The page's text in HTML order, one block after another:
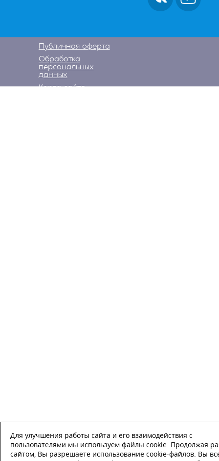
Публичная оферта
Обработка
персональных
данных
Карта сайта
Для улучшения работы сайта и его взаимодействия с
пользователями мы используем файлы cookie. Продолжая
сайтом, Вы разрешаете использование cookie-файлов. Вы